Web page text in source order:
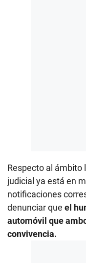
Respecto al ámbito
judicial ya está en
notificaciones
denunciar que el
automóvil que
convivencia.